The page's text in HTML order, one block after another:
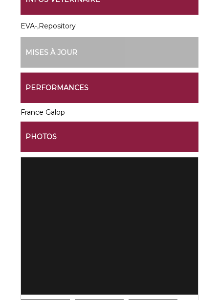
EVA-,Repository
MISES À JOUR
PERFORMANCES
France Galop
PHOTOS